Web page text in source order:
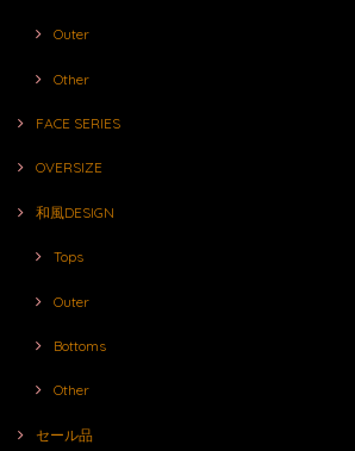
Outer
Other
FACE SERIES
OVERSIZE
和風DESIGN
Tops
Outer
Bottoms
Other
セール品